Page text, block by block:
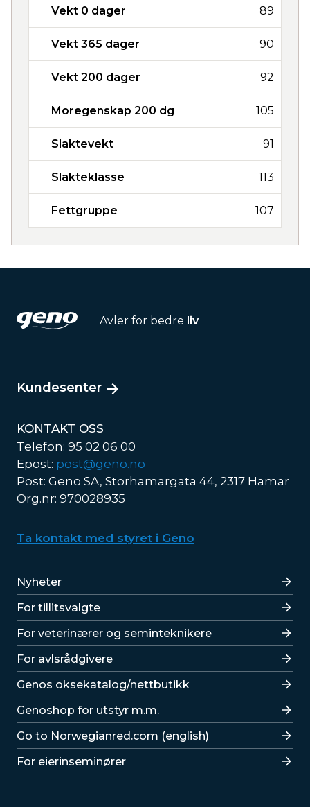
Vekt 0 dager 89
Vekt 365 dager 90
Vekt 200 dager 92
Moregenskap 200 dg 105
Slaktevekt 91
Slakteklasse 113
Fettgruppe 107
Avler for bedre liv
Kundesenter
KONTAKT OSS
Telefon: 95 02 06 00
Epost: post@geno.no
Post: Geno SA, Storhamargata 44, 2317 Hamar
Org.nr: 970028935
Ta kontakt med styret i Geno
Lenker
Nyheter
For tillitsvalgte
For veterinærer og seminteknikere
For avlsrådgivere
Lenker
Genos oksekatalog/nettbutikk
Genoshop for utstyr m.m.
Go to Norwegianred.com (english)
For eierinseminører